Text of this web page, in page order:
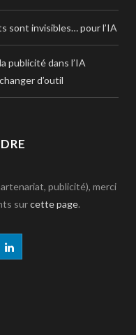
sont invisibles… pour l’IA
publicité dans l’IA
d’outil
publicité), merci
surcette page.
L